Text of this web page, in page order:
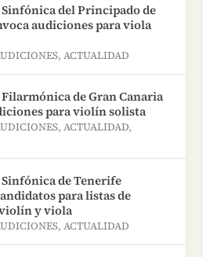
Sinfónica del Principado de
audiciones para viola
,ACTUALIDAD
de Gran Canaria
para violín solista
,ACTUALIDAD,
de Tenerife
para listas de
y viola
,ACTUALIDAD